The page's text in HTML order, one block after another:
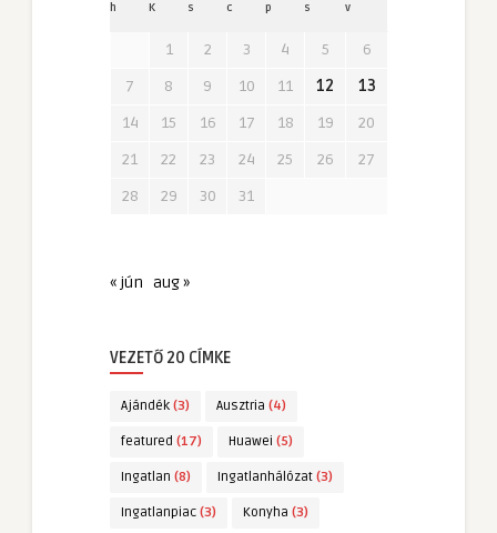
h K s c p s v
1 2 3 4 5
6
7
8 9 10 11 12
13
14
15 16 17 18 19
20
21
22 23 24 25 26
27
28
29 30 31
« jún aug »
VEZETŐ 20 CÍMKE
Ajándék (3) Ausztria (4)
featured (17) Huawei (5)
Ingatlan (8) Ingatlanhálózat (3)
Ingatlanpiac (3) Konyha (3)